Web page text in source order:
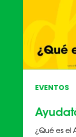
EVENTOS
¿Qué es el